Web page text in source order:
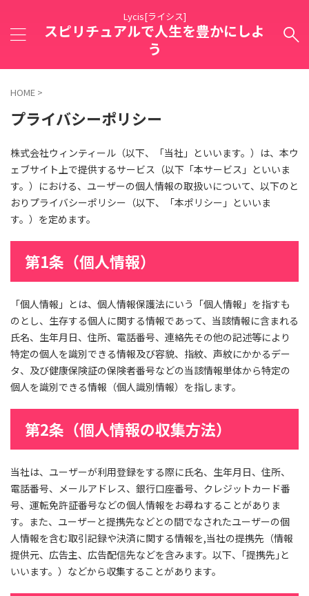
Lycis[ライシス]
スピリチュアルで人生を豊かにしよ
う
HOME >
プライバシーポリシー
株式会社ウィンティール（以下、「当社」といいます。）は、本ウ
ェブサイト上で提供するサービス（以下「本サービス」といいま
す。）における、ユーザーの個人情報の取扱いについて、以下のと
おりプライバシーポリシー（以下、「本ポリシー」といいま
す。）を定めます。
第1条（個人情報）
「個人情報」とは、個人情報保護法にいう「個人情報」を指すも
のとし、生存する個人に関する情報であって、当該情報に含まれる
氏名、生年月日、住所、電話番号、連絡先その他の記述等により
特定の個人を識別できる情報及び容貌、指紋、声紋にかかるデー
タ、及び健康保険証の保険者番号などの当該情報単体から特定の
個人を識別できる情報（個人識別情報）を指します。
第2条（個人情報の収集方法）
当社は、ユーザーが利用登録をする際に氏名、生年月日、住所、
電話番号、メールアドレス、銀行口座番号、クレジットカード番
号、運転免許証番号などの個人情報をお尋ねすることがありま
す。また、ユーザーと提携先などとの間でなされたユーザーの個
人情報を含む取引記録や決済に関する情報を,当社の提携先（情報
提供元、広告主、広告配信先などを含みます。以下、｢提携先｣と
いいます。）などから収集することがあります。